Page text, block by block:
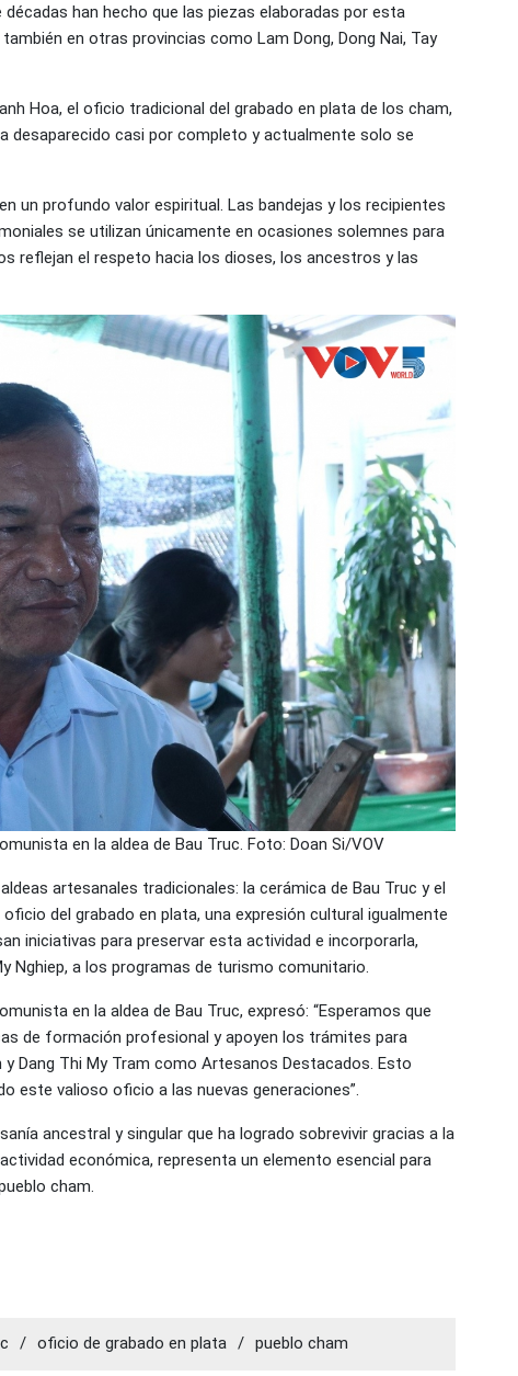
han hecho que las piezas elaboradas por esta
en otras provincias como Lam Dong, Dong Nai, Tay
Hoa, el oficio tradicional del grabado en plata de los cham,
desaparecido casi por completo y actualmente solo se
un profundo valor espiritual. Las bandejas y los recipientes
se utilizan únicamente en ocasiones solemnes para
reflejan el respeto hacia los dioses, los ancestros y las
en la aldea de Bau Truc. Foto: Doan Si/VOV
artesanales tradicionales: la cerámica de Bau Truc y el
del grabado en plata, una expresión cultural igualmente
iniciativas para preservar esta actividad e incorporarla,
Nghiep, a los programas de turismo comunitario.
en la aldea de Bau Truc, expresó: “Esperamos que
de formación profesional y apoyen los trámites para
Dang Thi My Tram como Artesanos Destacados. Esto
este valioso oficio a las nuevas generaciones”.
ancestral y singular que ha logrado sobrevivir gracias a la
económica, representa un elemento esencial para
cham.
/ oficio de grabado en plata / pueblo cham